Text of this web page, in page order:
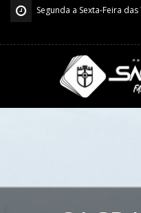
Segunda a Sexta-Feira das